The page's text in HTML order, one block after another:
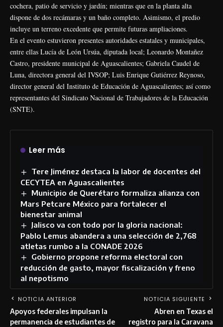
cochera, patio de servicio y jardín; mientras que en la planta alta
dispone de dos recámaras y un baño completo. Asimismo, el predio
incluye un terreno excedente que permite futuras ampliaciones.
En el evento estuvieron presentes autoridades estatales y municipales,
entre ellas Lucía de León Ursúa, diputada local; Leonardo Montañez
Castro, presidente municipal de Aguascalientes; Gabriela Caudel de
Luna, directora general del IVSOP; Luis Enrique Gutiérrez Reynoso,
director general del Instituto de Educación de Aguascalientes; así como
representantes del Sindicato Nacional de Trabajadores de la Educación
(SNTE).
Leer más
Tere Jiménez destaca la labor de docentes del
CECYTEA en Aguascalientes
Municipio de Querétaro formaliza alianza con
Mars Petcare México para fortalecer el
bienestar animal
Jalisco va con todo por la gloria nacional:
Pablo Lemus abandera a una selección de 2,768
atletas rumbo a la CONADE 2026
Gobierno propone reforma electoral con
reducción de gasto, mayor fiscalización y freno
al nepotismo
NOTICIA ANTERIOR
Apoyos federales impulsan la
permanencia de estudiantes de
NOTICIA SIGUIENTE
Abren en Texas el
registro para la Caravana